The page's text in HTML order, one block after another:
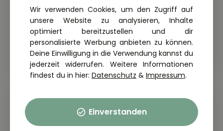
Sie haben sich versehentlich rechts
eingeordnet, obwohl Sie nach links
abbiegen möchten. Wie dürfen Sie
weiterfahren?
Wir verwenden Cookies, um den Zugriff auf
unsere Website zu analysieren, Inhalte
optimiert bereitzustellen und dir
personalisierte Werbung anbieten zu können.
Deine Einwilligung in die Verwendung kannst du
jederzeit widerrufen. Weitere Informationen
findest du in hier: Datenschutz & Impressum.
Einverstanden